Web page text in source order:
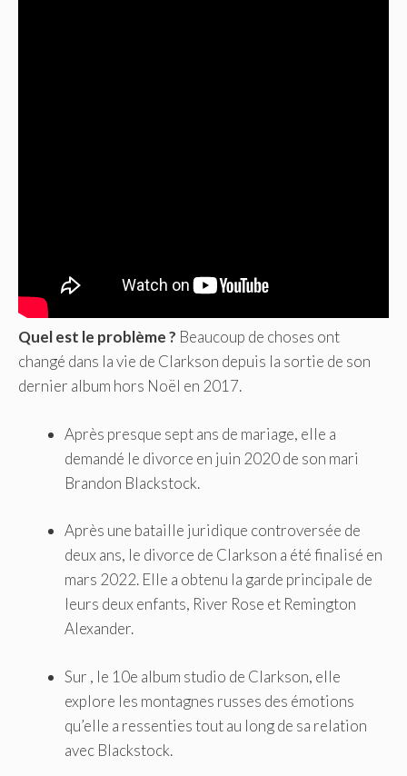
Quel est le problème ? Beaucoup de choses ont
changé dans la vie de Clarkson depuis la sortie de son
dernier album hors Noël en 2017.
Après presque sept ans de mariage, elle a
demandé le divorce en juin 2020 de son mari
Brandon Blackstock.
Après une bataille juridique controversée de
deux ans, le divorce de Clarkson a été finalisé en
mars 2022. Elle a obtenu la garde principale de
leurs deux enfants, River Rose et Remington
Alexander.
Sur , le 10e album studio de Clarkson, elle
explore les montagnes russes des émotions
qu’elle a ressenties tout au long de sa relation
avec Blackstock.